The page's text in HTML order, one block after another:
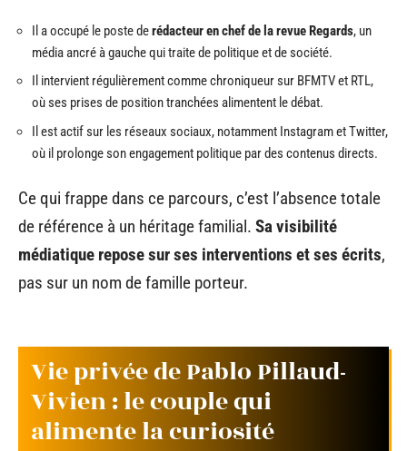
Il a occupé le poste derédacteur en chef de la revue Regards, un
média ancré à gauche qui traite de politique et de société.
Il intervient régulièrement comme chroniqueur sur BFMTV et RTL,
où ses prises de position tranchées alimentent le débat.
Il est actif sur les réseaux sociaux, notamment Instagram et Twitter,
où il prolonge son engagement politique par des contenus directs.
Ce qui frappe dans ce parcours, c’est l’absence totale
de référence à un héritage familial. Sa visibilité
médiatique repose sur ses interventions et ses écrits,
pas sur un nom de famille porteur.
Vie privée de Pablo Pillaud-
Vivien : le couple qui
alimente la curiosité